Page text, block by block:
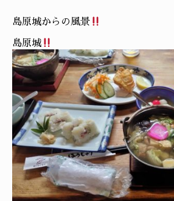
島原城からの風景
島原城